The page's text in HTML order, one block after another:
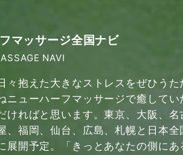
マッサージ全国ナビ
NAVI
々抱えた大きなストレスをぜひうた
ニューハーフマッサージで癒してい
ければと思います。東京、大阪、名
、福岡、仙台、広島、札幌と日本全
展開予定。「きっとあなたの側にあ